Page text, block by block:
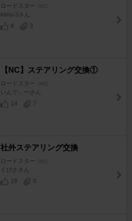
ロードスター [NC]
kimu-3さん
8
3
【NC】ステアリング交換①
ロードスター [NC]
いんでぃーさん
14
7
社外ステアリング交換
ロードスター [NC]
くびささん
16
0